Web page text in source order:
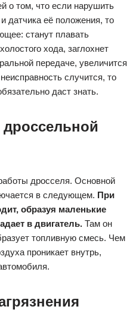
о том, что если нарушить
датчика её положения, то
станут плавать
хода, заглохнет
передаче, увеличится
случится, то
даст знать.
дросселя. Основной
в следующем. При
образуя маленькие
в двигатель. Там он
топливную смесь. Чем
проникает внутрь,